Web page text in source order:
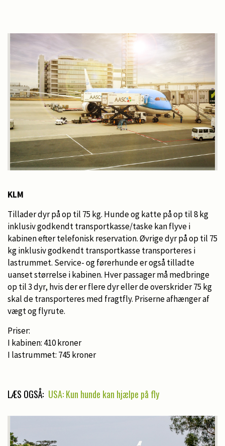
KLM
Tillader dyr på op til 75 kg. Hunde og katte på op til 8 kg
inklusiv godkendt transportkasse/taske kan flyve i
kabinen efter telefonisk reservation. Øvrige dyr på op til 75
kg inklusiv godkendt transportkasse transporteres i
lastrummet. Service- og førerhunde er også tilladte
uanset størrelse i kabinen. Hver passager må medbringe
op til 3 dyr, hvis der er flere dyr eller de overskrider 75 kg
skal de transporteres med fragtfly. Priserne afhænger af
vægt og flyrute.
Priser:
I kabinen: 410 kroner
I lastrummet: 745 kroner
LÆS OGSÅ: USA: Kun hunde kan hjælpe på fly